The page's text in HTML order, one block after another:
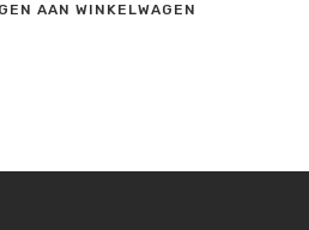
AAN WINKELWAGEN